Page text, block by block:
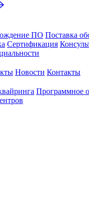
ПО Поставка
Cертификация
Новости Контакты
Программное